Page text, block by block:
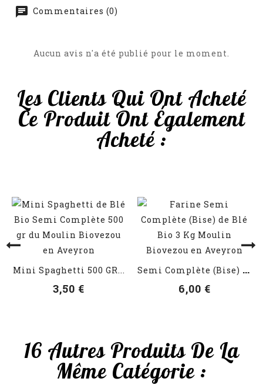
Commentaires (0)
Aucun avis n'a été publié pour le moment.
Les Clients Qui Ont Acheté
Ce Produit Ont Également
Acheté :
VOIR LES DÉTAILS
Mini Spaghetti 500 GR...
3,50 €
VOIR LES DÉTAILS
S
Emi Complète (Bise) De Blé...
6,00 €
16 Autres Produits De La
Même Catégorie :